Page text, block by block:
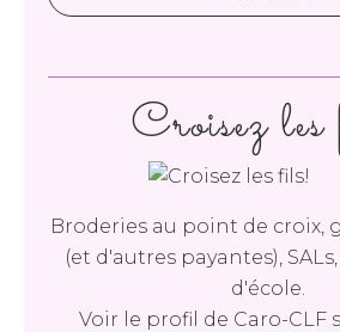
Croisez
Broderies au point de croix,
(et d'autres payantes),
d'école.
Voir le profil de Caro-CLF